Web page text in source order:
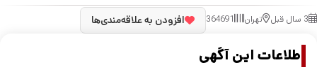
3 سال قبل تهران 364691 افزودن به علاقه‌مندی‌ها
اطلاعات این آگهی